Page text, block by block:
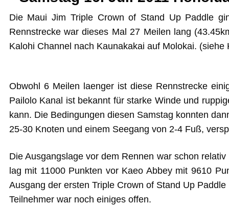
Die Maui Jim Triple Crown of Stand Up Paddle
Rennstrecke war dieses Mal 27 Meilen lang
Kalohi Channel nach Kaunakakai auf Molokai. (siehe
Obwohl 6 Meilen laenger ist diese Rennstrecke
Pailolo Kanal ist bekannt für starke Winde und
kann. Die Bedingungen diesen Samstag konnten
25-30 Knoten und einem Seegang von 2-4 Fuß,
Die Ausgangslage vor dem Rennen war schon
lag mit 11000 Punkten vor Kaeo Abbey mit 9610
Ausgang der ersten Triple Crown of Stand Up
Teilnehmer war noch einiges offen.